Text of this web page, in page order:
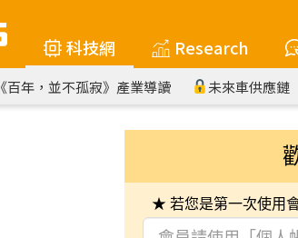
科技網 Research
《百年，並不孤寂》產業導讀 未來車供應鏈
★ 若您是第一次使用